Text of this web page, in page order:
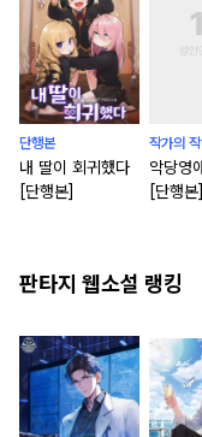
단행본
내 딸이 회귀했다
[단행본]
작가의
악당영
[단행본]
판타지 웹소설 랭킹